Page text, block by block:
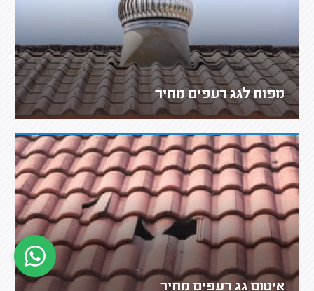
מפוח לגג רעפים מחיר
איטום גג רעפים מחיר